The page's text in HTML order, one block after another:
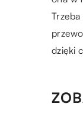
dzięki